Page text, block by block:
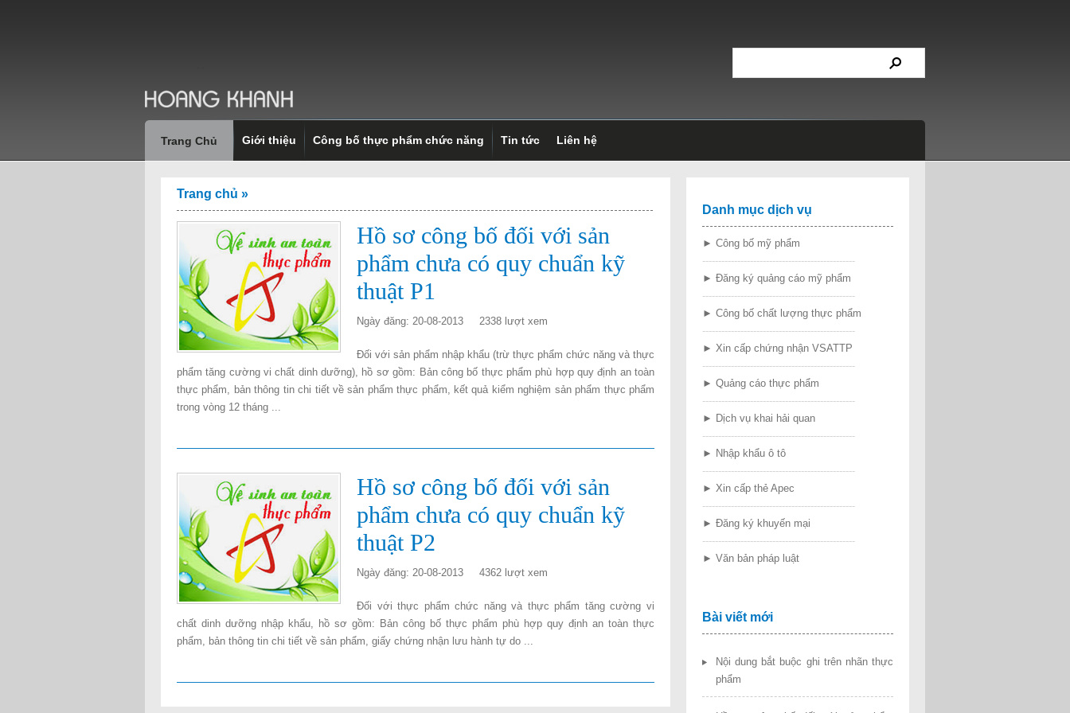
Hồ sơ công bố đối với sản
phẩm chưa có quy chuẩn kỹ
thuật P1
Ngày đăng: 20-08-2013 2338 lượt xem
Đối với sản phẩm nhập khẩu (trừ thực phẩm chức năng và thực
phẩm tăng cường vi chất dinh dưỡng), hồ sơ gồm: Bản công bố thực phẩm phù hợp quy định an toàn
thực phẩm, bản thông tin chi tiết về sản phẩm thực phẩm, kết quả kiểm nghiệm sản phẩm thực phẩm
trong vòng 12 tháng ...
Hồ sơ công bố đối với sản
phẩm chưa có quy chuẩn kỹ
thuật P2
Ngày đăng: 20-08-2013 4362 lượt xem
Đối với thực phẩm chức năng và thực phẩm tăng cường vi
chất dinh dưỡng nhập khẩu, hồ sơ gồm: Bản công bố thực phẩm phù hợp quy định an toàn thực
phẩm, bản thông tin chi tiết về sản phẩm, giấy chứng nhận lưu hành tự do ...
Trang chủ »
Danh mục dịch vụ
► Công bố mỹ phẩm
------------------------------------------------
► Đăng ký quảng cáo mỹ phẩm
------------------------------------------------
► Công bố chất lượng thực phẩm
------------------------------------------------
► Xin cấp chứng nhận VSATTP
------------------------------------------------
► Quảng cáo thực phẩm
------------------------------------------------
► Dịch vụ khai hải quan
------------------------------------------------
► Nhập khẩu ô tô
------------------------------------------------
► Xin cấp thẻ Apec
------------------------------------------------
► Đăng ký khuyến mại
------------------------------------------------
► Văn bản pháp luật
Bài viết mới
Nội dung bắt buộc ghi trên nhãn thực
phẩm
Trang Chủ Giới thiệu Công bố thực phẩm chức năng Tin tức Liên hệ